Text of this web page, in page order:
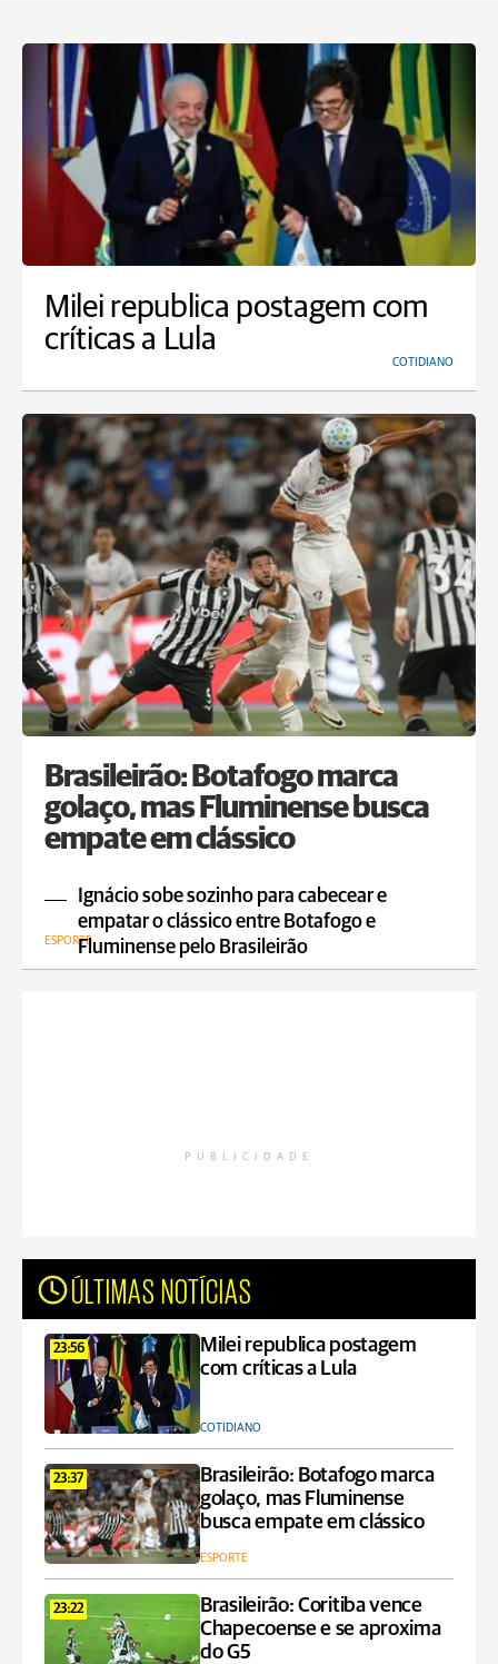
Milei republica postagem com
críticas a Lula
COTIDIANO
Brasileirão: Botafogo marca
golaço, mas Fluminense busca
empate em clássico
Ignácio sobe sozinho para cabecear e
empatar o clássico entre Botafogo e
Fluminense pelo Brasileirão
ESPORTE
PUBLICIDADE
ÚLTIMAS NOTÍCIAS
23:56
Milei republica postagem
com críticas a Lula
COTIDIANO
23:37
Brasileirão: Botafogo marca
golaço, mas Fluminense
busca empate em clássico
ESPORTE
23:22
Brasileirão: Coritiba vence
Chapecoense e se aproxima
do G5